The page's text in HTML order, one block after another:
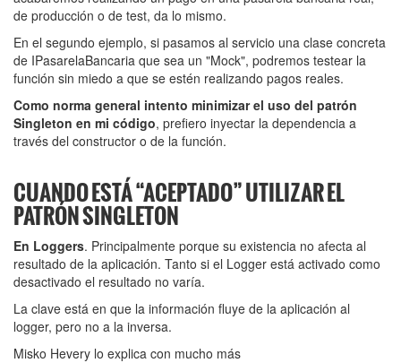
de producción o de test, da lo mismo.
En el segundo ejemplo, si pasamos al servicio una clase concreta
de IPasarelaBancaria que sea un "Mock", podremos testear la
función sin miedo a que se estén realizando pagos reales.
Como norma general intento minimizar el uso del patrón
Singleton en mi código, prefiero inyectar la dependencia a
través del constructor o de la función.
CUANDO ESTÁ “ACEPTADO” UTILIZAR EL
PATRÓN SINGLETON
En Loggers. Principalmente porque su existencia no afecta al
resultado de la aplicación. Tanto si el Logger está activado como
desactivado el resultado no varía.
La clave está en que la información fluye de la aplicación al
logger, pero no a la inversa.
Misko Hevery lo explica con mucho más